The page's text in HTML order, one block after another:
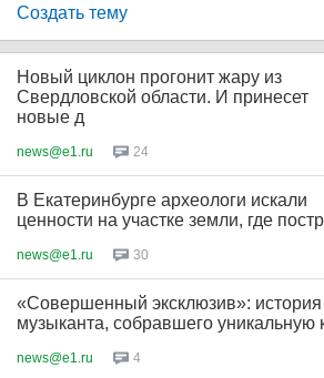
Создать тему
Новый циклон прогонит жару из
Свердловской области. И принесет
новые д
news@e1.ru 24
В Екатеринбурге археологи искали
ценности на участке земли, где
news@e1.ru 30
«Совершенный эксклюзив»: история
музыканта, собравшего уникальную
news@e1.ru 4